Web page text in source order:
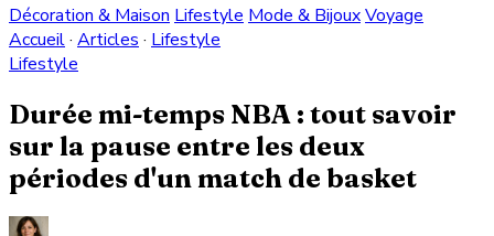
Décoration & Maison Lifestyle Mode & BijouxVoyage
Accueil· Articles · Lifestyle
Lifestyle
Durée mi-temps NBA : tout savoir
sur la pause entre les deux
périodes d'un match de basket